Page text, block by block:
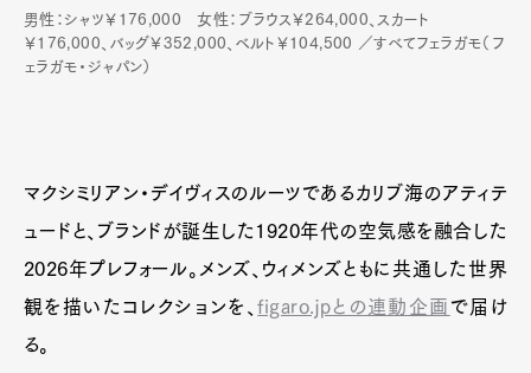
男性：シャツ￥176,000 女性：ブラウス￥264,000、スカート
￥176,000、バッグ￥352,000、ベルト￥104,500 ／すべてフェラガモ（フ
ェラガモ・ジャパン）
マクシミリアン・デイヴィスのルーツであるカリブ海のアティテ
ュードと、ブランドが誕生した1920年代の空気感を融合した
2026年プレフォール。メンズ、ウィメンズともに共通した世界
観を描いたコレクションを、figaro.jpとの連動企画 で届け
る。